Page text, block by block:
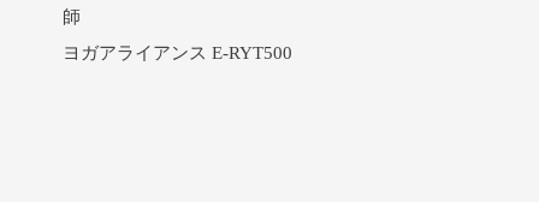
師
ヨガアライアンス E-RYT500